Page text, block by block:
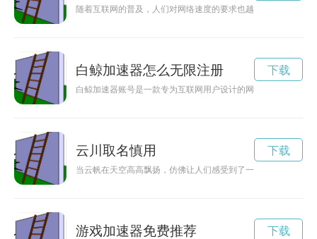
随着互联网的普及，人们对网络速度的要求也越来越高。然而
白鲸加速器怎么无限注册
白鲸加速器账号是一款专为互联网用户设计的网络加速工具，
下载
云川取名慎用
当云帆在天空高高飘扬，仿佛让人们感受到了一种自由和畅快
下载
游戏加速器免费推荐 下载